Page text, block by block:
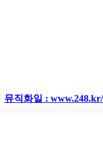
뮤직화일 :